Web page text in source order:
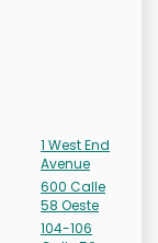
1 West End
Avenue
600 Calle
58 Oeste
104-106